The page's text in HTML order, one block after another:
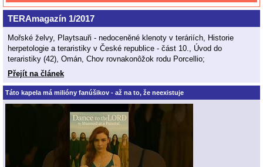
TERAmagazín 1/2017
Mořské želvy, Playtsauři - nedoceněné klenoty v teráriích, Historie
herpetologie a teraristiky v České republice - část 10., Úvod do
teraristiky (42), Omán, Chov rovnakonôžok rodu Porcellio;
Přejít na článek
Táto kapela má milióny fanúšikov - až na to, že neexistuje